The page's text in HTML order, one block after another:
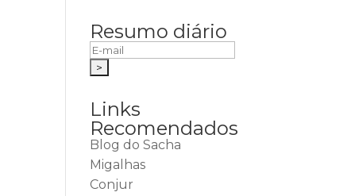
Resumo diário
Links
Recomendados
Blog do Sacha
Migalhas
Conjur